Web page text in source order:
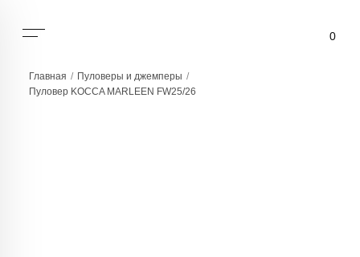
Главная / Пуловеры и джемперы /
Пуловер KOCCA MARLEEN FW25/26